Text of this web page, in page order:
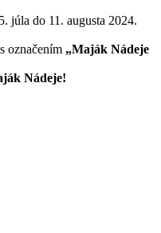
júla do 11. augusta 2024.
označením „Maják Nádeje
Nádeje!